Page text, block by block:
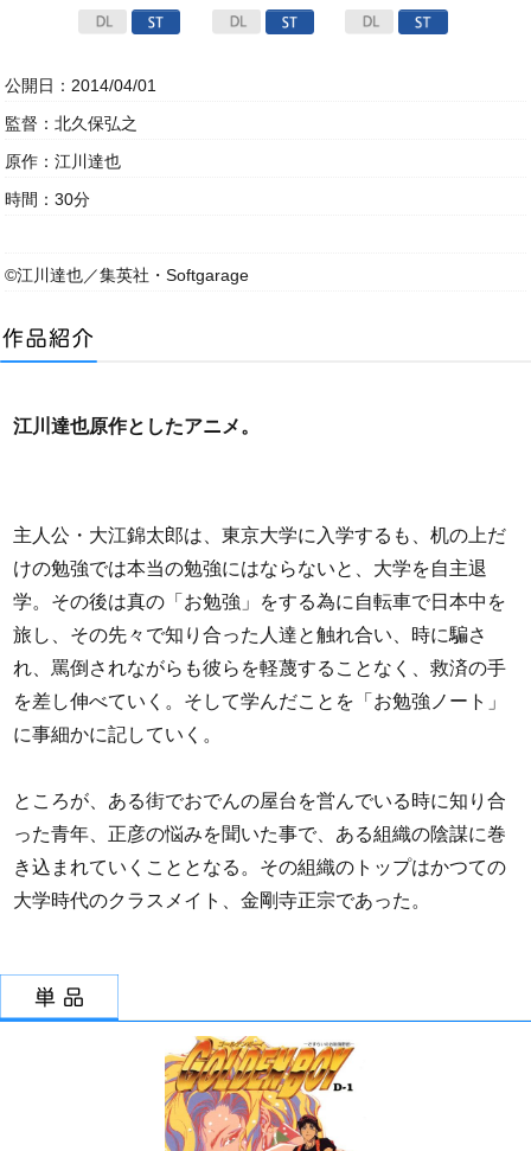
公開日：2014/04/01
監督：北久保弘之
原作：江川達也
時間：30分
©江川達也／集英社・Softgarage
江川達也原作としたアニメ。
主人公・大江錦太郎は、東京大学に入学するも、机の上だ
けの勉強では本当の勉強にはならないと、大学を自主退
学。その後は真の「お勉強」をする為に自転車で日本中を
旅し、その先々で知り合った人達と触れ合い、時に騙さ
れ、罵倒されながらも彼らを軽蔑することなく、救済の手
を差し伸べていく。そして学んだことを「お勉強ノート」
に事細かに記していく。
ところが、ある街でおでんの屋台を営んでいる時に知り合
った青年、正彦の悩みを聞いた事で、ある組織の陰謀に巻
き込まれていくこととなる。その組織のトップはかつての
大学時代のクラスメイト、金剛寺正宗であった。